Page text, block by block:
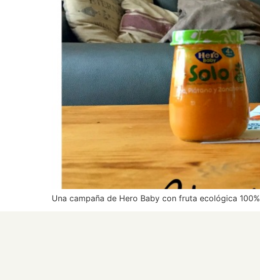
Una campaña de Hero Baby con fruta ecológica 100%